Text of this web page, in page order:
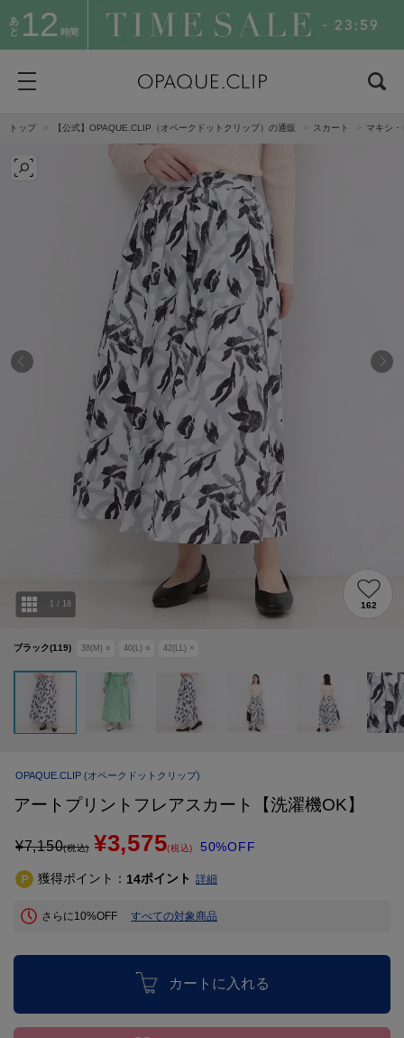
あ
と 12 時間
トップ 【公式】OPAQUE.CLIP（オペークドットクリップ）の通販 スカート マキシ
ブラック(119) 38(M) ○ 40(L) ○ 42(LL) ×
1 / 18 162
OPAQUE.CLIP (オペークドットクリップ)
アートプリントフレアスカート【洗濯機OK】
¥7,150(税込) ¥3,575(税込) 50%OFF
獲得ポイント： 14ポイント 詳細
さらに10%OFF すべての対象商品
カートに入れる